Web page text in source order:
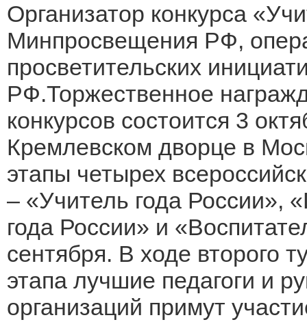
Организатор конкурса
Минпросвещения РФ,
просветительских
РФ.Торжественное
конкурсов состоится 3
Кремлевском дворце в
этапы четырех
– «Учитель года России»,
года России» и
сентября. В ходе второго
этапа лучшие педагоги и
организаций примут